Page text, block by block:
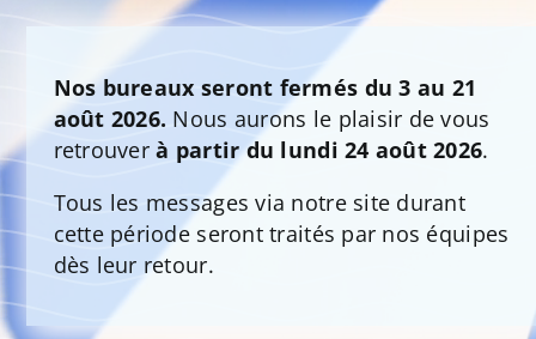
Nos bureaux seront fermés du 3 au 21
août 2026. Nous aurons le plaisir de vous
retrouverà partir du lundi 24 août 2026.
Tous les messages via notre site durant
cette période seront traités par nos équipes
dès leur retour.